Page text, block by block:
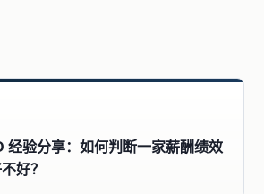
经验分享：如何判断一家薪酬绩效
好？